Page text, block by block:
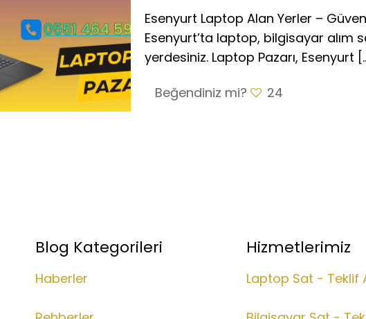
Esenyurt Laptop Alan Yerler –
Esenyurt’ta laptop, bilgisayar alım
yerdesiniz. Laptop Pazarı, Esenyurt
Beğendiniz mi? 24
Blog Kategorileri
Haberler
Hizmetlerimiz
Laptop Sat - Teklif